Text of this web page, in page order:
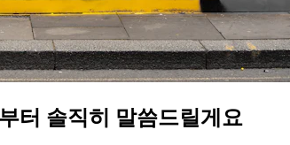
터 솔직히 말씀드릴게요